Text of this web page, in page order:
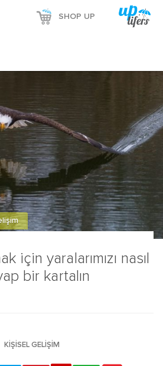
SHOP UP
için yaralarımızı nasıl
bir kartalın
KIŞISEL GELIŞIM